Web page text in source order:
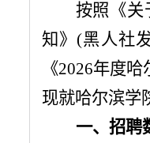
按照《关
知》 (黑人社
《2026年度哈
现就哈尔滨学
一、招聘